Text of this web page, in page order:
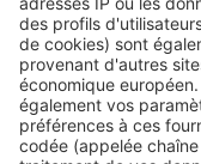
Image